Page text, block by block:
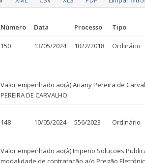
Número Data Processo Tipo
150 13/05/2024 1022/2018 Ordinário
Valor empenhado ao(à) Ariany Pereira de
PEREIRA DE CARVALHO.
148 10/05/2024 556/2023 Ordinário
Valor empenhado ao(à) Imperio Solucoes
modalidade de contratação a/o Pregão